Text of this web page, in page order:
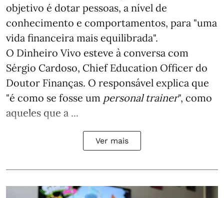
objetivo é dotar pessoas, a nível de
conhecimento e comportamentos, para "uma
vida financeira mais equilibrada".
O Dinheiro Vivo esteve à conversa com
Sérgio Cardoso, Chief Education Officer do
Doutor Finanças. O responsável explica que
"é como se fosse um personal trainer", como
aqueles que a ...
Ver mais